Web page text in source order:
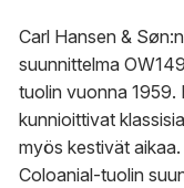
Carl Hansen &
suunnittelma
tuolin vuonna 1959.
kunnioittivat
myös kestivät
Coloanial-tuolin